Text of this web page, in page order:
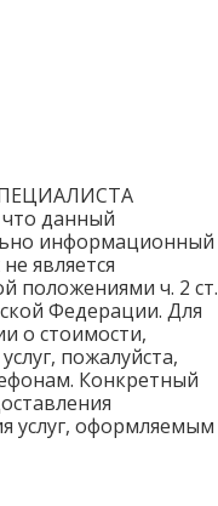
данный
информационный
является
положениями ч. 2 ст.
Федерации. Для
о стоимости,
пожалуйста,
Конкретный
услуг, оформляемым